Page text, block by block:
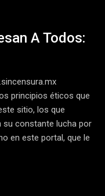
A Todos:
principios éticos que
sitio, los que
su constante lucha por
en este portal, que le